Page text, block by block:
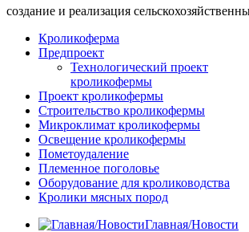
создание и реализация
Кроликоферма
Предпроект
Технологический проект
кроликофермы
Проект кроликофермы
Строительство кроликофермы
Микроклимат кроликофермы
Освещение кроликофермы
Пометоудаление
Племенное поголовье
Оборудование для кролиководства
Кролики мясных пород
Главная/Новости